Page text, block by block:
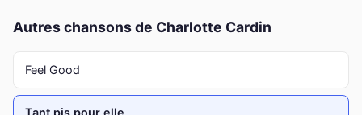
Autres chansons de Charlotte Cardin
Feel Good
Tant pis pour elle